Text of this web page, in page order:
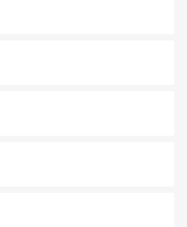
の風情を楽しめる外せないスポット